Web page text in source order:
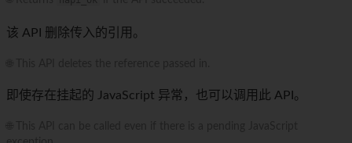
该 API 删除传入的引用。
即使存在挂起的 JavaScript 异常，也可以调用此 API。